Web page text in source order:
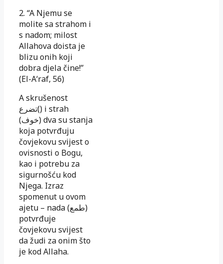
2. “A Njemu se
molite sa strahom i
s nadom; milost
Allahova doista je
blizu onih koji
dobra djela čine!”
(El-A‘raf, 56)
A skrušenost
تضرع)) i strah
(خوف) dva su stanja
koja potvrđuju
čovjekovu svijest o
ovisnosti o Bogu,
kao i potrebu za
sigurnošću kod
Njega. Izraz
spomenut u ovom
ajetu – nada (طمع)
potvrđuje
čovjekovu svijest
da žudi za onim što
je kod Allaha.